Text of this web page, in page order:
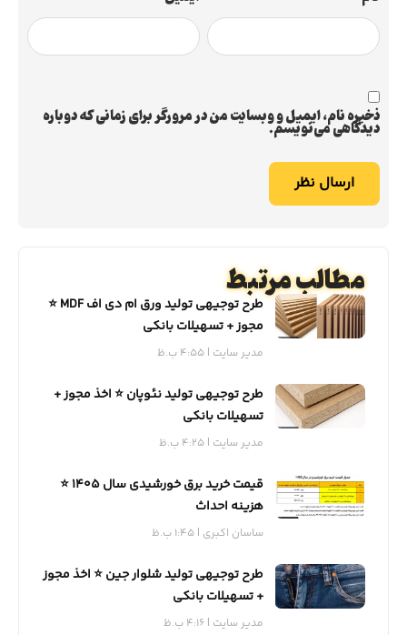
ذخیره نام، ایمیل و وبسایت من در مرورگر برای زمانی که دوباره
دیدگاهی می‌نویسم.
مطالب مرتبط
طرح توجیهی تولید ورق ام دی اف MDF ⭐️
مجوز + تسهیلات بانکی
مدیر سایت 4:55 ب.ظ
طرح توجیهی تولید نئوپان ⭐️ اخذ مجوز +
تسهیلات بانکی
مدیر سایت 4:25 ب.ظ
قیمت خرید برق خورشیدی سال 1405 ⭐️
هزینه احداث
ساسان اکبری 1:45 ب.ظ
طرح توجیهی تولید شلوار جین ⭐️ اخذ مجوز
+ تسهیلات بانکی
مدیر سایت 4:16 ب.ظ